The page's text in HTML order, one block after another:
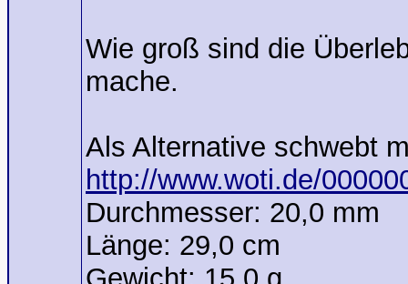
Wie groß sind die
mache.
Als Alternative schwebt
http://www.woti.de/
Durchmesser: 20,0 mm
Länge: 29,0 cm